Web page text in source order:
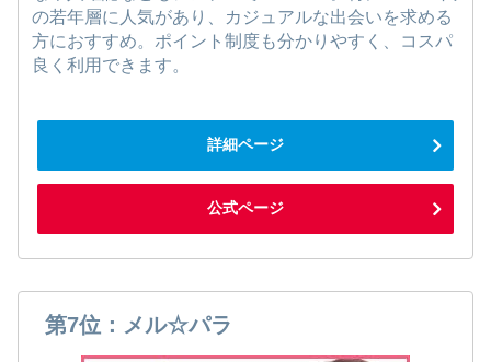
の若年層に人気があり、カジュアルな出会いを求める
方におすすめ。ポイント制度も分かりやすく、コスパ
良く利用できます。
詳細ページ
公式ページ
第7位：メル☆パラ